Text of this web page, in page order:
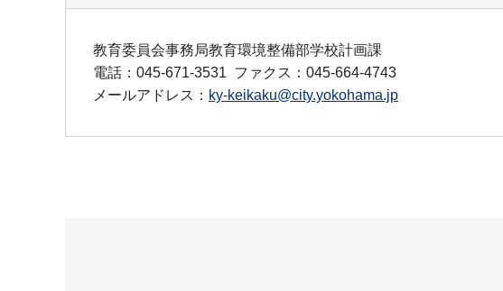
教育委員会事務局教育環境整備部学校計画課
電話：045-671-3531 ファクス：045-664-4743
メールアドレス： ky-keikaku@city.yokohama.jp